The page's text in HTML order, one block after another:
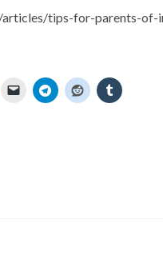
tips-for-parents-of-